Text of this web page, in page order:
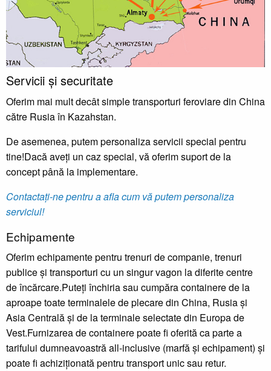
Servicii și securitate
Oferim mai mult decât simple transporturi feroviare din China
către Rusia în Kazahstan.
De asemenea, putem personaliza servicii special pentru
tine!Dacă aveți un caz special, vă oferim suport de la
concept până la implementare.
Contactați-ne pentru a afla cum vă putem personaliza
serviciul!
Echipamente
Oferim echipamente pentru trenuri de companie, trenuri
publice și transporturi cu un singur vagon la diferite centre
de încărcare.Puteți închiria sau cumpăra containere de la
aproape toate terminalele de plecare din China, Rusia și
Asia Centrală și de la terminale selectate din Europa de
Vest.Furnizarea de containere poate fi oferită ca parte a
tarifului dumneavoastră all-inclusive (marfă și echipament) și
poate fi achiziționată pentru transport unic sau retur.